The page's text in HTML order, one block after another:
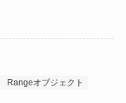
Rangeオブジェクト